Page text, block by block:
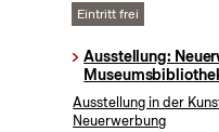
Eintritt frei
Ausstellung:
Ausstellung in der
Neuerwerbung